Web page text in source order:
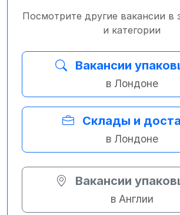
Посмотрите другие вакансии в
и категории
Вакансии
в Лондоне
Склады и
в Лондоне
Вакансии
в Англии